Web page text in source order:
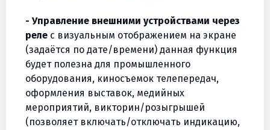
- Управление внешними устройствами через
реле с визуальным отображением на экране
(задаётся по дате/времени) данная функция
будет полезна для промышленного
оборудования, киносъемок телепередач,
оформления выставок, медийных
мероприятий, викторин/розыгрышей
(позволяет включать/отключать индикацию,